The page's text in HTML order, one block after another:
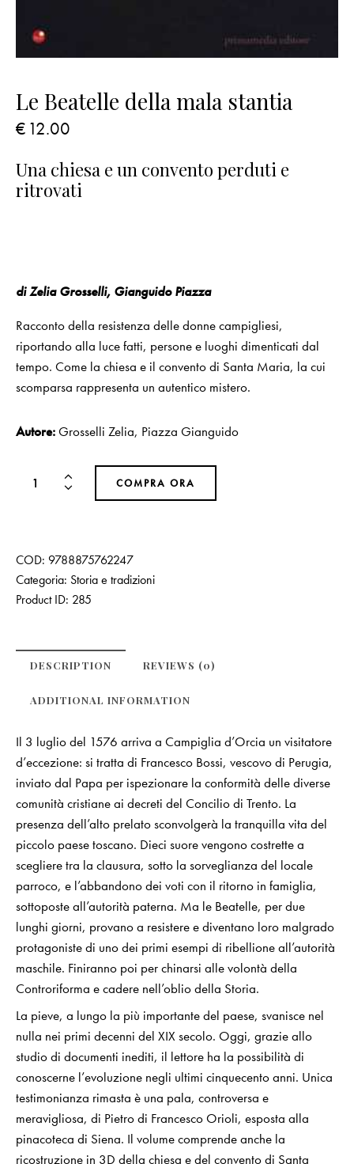
Le Beatelle della mala stantia
€ 12.00
Una chiesa e un convento perduti e
ritrovati
di Zelia Grosselli, Gianguido Piazza
Racconto della resistenza delle donne campigliesi,
riportando alla luce fatti, persone e luoghi dimenticati dal
tempo. Come la chiesa e il convento di Santa Maria, la cui
scomparsa rappresenta un autentico mistero.
Autore:Grosselli Zelia, Piazza Gianguido
COMPRA ORA
COD: 9788875762247
Categoria: Storia e tradizioni
Product ID: 285
DESCRIPTION REVIEWS (0)
ADDITIONAL INFORMATION
Il 3 luglio del 1576 arriva a Campiglia d’Orcia un visitatore
d’eccezione: si tratta di Francesco Bossi, vescovo di Perugia,
inviato dal Papa per ispezionare la conformità delle diverse
comunità cristiane ai decreti del Concilio di Trento. La
presenza dell’alto prelato sconvolgerà la tranquilla vita del
piccolo paese toscano. Dieci suore vengono costrette a
scegliere tra la clausura, sotto la sorveglianza del locale
parroco, e l’abbandono dei voti con il ritorno in famiglia,
sottoposte all’autorità paterna. Ma le Beatelle, per due
lunghi giorni, provano a resistere e diventano loro malgrado
protagoniste di uno dei primi esempi di ribellione all’autorità
maschile. Finiranno poi per chinarsi alle volontà della
Controriforma e cadere nell’oblio della Storia.
La pieve, a lungo la più importante del paese, svanisce nel
nulla nei primi decenni del XIX secolo. Oggi, grazie allo
studio di documenti inediti, il lettore ha la possibilità di
conoscerne l’evoluzione negli ultimi cinquecento anni. Unica
testimonianza rimasta è una pala, controversa e
meravigliosa, di Pietro di Francesco Orioli, esposta alla
pinacoteca di Siena. Il volume comprende anche la
ricostruzione in 3D della chiesa e del convento di Santa